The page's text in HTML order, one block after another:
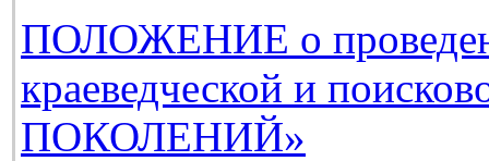
ПОЛОЖЕНИЕ о
краеведческой и
ПОКОЛЕНИЙ»